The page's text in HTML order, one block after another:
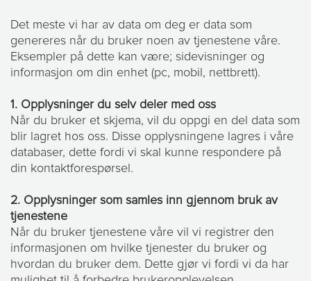
Det meste vi har av data om deg er data som
genereres når du bruker noen av tjenestene våre.
Eksempler på dette kan være; sidevisninger og
informasjon om din enhet (pc, mobil, nettbrett).
1. Opplysninger du selv deler med oss
Når du bruker et skjema, vil du oppgi en del data som
blir lagret hos oss. Disse opplysningene lagres i våre
databaser, dette fordi vi skal kunne respondere på
din kontaktforespørsel.
2. Opplysninger som samles inn gjennom bruk av
tjenestene
Når du bruker tjenestene våre vil vi registrer den
informasjonen om hvilke tjenester du bruker og
hvordan du bruker dem. Dette gjør vi fordi vi da har